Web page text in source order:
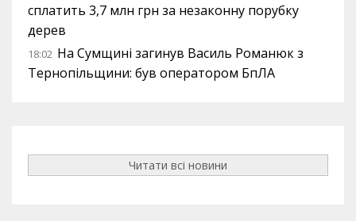
сплатить 3,7 млн грн за незаконну порубку
дерев
18:02 На Сумщині загинув Василь Романюк з
Тернопільщини: був оператором БпЛА
Читати всі новини